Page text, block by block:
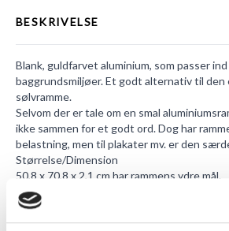
BESKRIVELSE
Blank, guldfarvet aluminium, som passer ind
baggrundsmiljøer. Et godt alternativ til den
sølvramme.
Selvom der er tale om en smal
ikke sammen for et godt ord. Dog har
belastning, men til plakater mv. er den
Størrelse/Dimension
50,8 x 70,8 x 2,1 cm har rammens ydre mål.
Dybde af listekant ind til væg er 21 mm.
Listebredde på rammens front måler 8 mm.
Aluminiumsrammen har en vægt på 1480 g.